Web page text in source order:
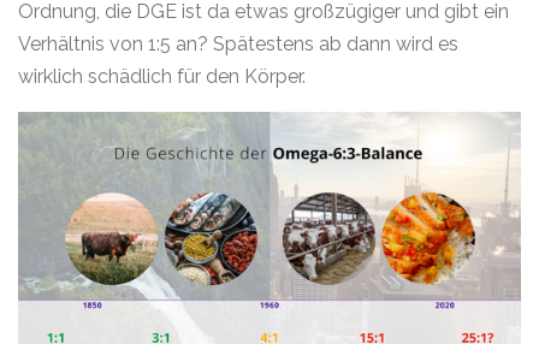
Ordnung, die DGE ist da etwas großzügiger und gibt ein
Verhältnis von 1:5 an? Spätestens ab dann wird es
wirklich schädlich für den Körper.